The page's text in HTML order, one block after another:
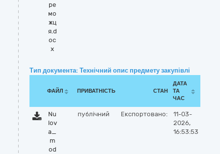
ре
мо
жц
я.d
oc
x
Тип документа: Технічний опис предмету закупівлі
ФАЙЛ ПРИВАТНІСТЬ СТАН
ДАТА
ТА
ЧАС
Nu
lov
a_
m
od
публічний Експортовано:
11-03-
2026,
16:53:53